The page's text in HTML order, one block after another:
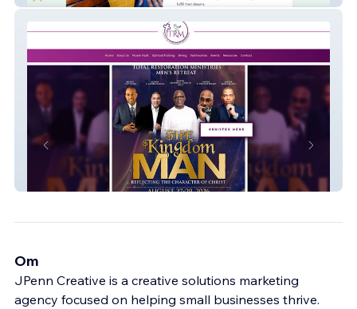
Total Restoration Ministries
Om
JPenn Creative is a creative solutions marketing
agency focused on helping small businesses thrive.